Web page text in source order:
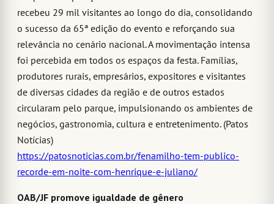
recebeu 29 mil visitantes ao longo do dia, consolidando
o sucesso da 65ª edição do evento e reforçando sua
relevância no cenário nacional. A movimentação intensa
foi percebida em todos os espaços da festa. Famílias,
produtores rurais, empresários, expositores e visitantes
de diversas cidades da região e de outros estados
circularam pelo parque, impulsionando os ambientes de
negócios, gastronomia, cultura e entretenimento. (Patos
Notícias)
https://patosnoticias.com.br/fenamilho-tem-publico-
recorde-em-noite-com-henrique-e-juliano/
OAB/JF promove igualdade de gênero